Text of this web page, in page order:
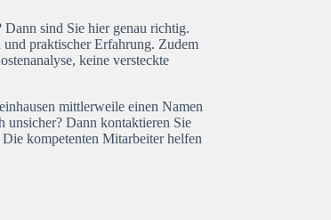
Dann sind Sie hier genau richtig.
praktischer Erfahrung. Zudem
keine versteckte
mittlerweile einen Namen
unsicher? Dann kontaktieren Sie
kompetenten Mitarbeiter helfen